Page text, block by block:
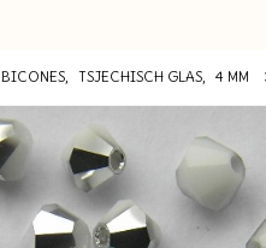
BICONES, TSJECHISCH GLAS, 4 MM